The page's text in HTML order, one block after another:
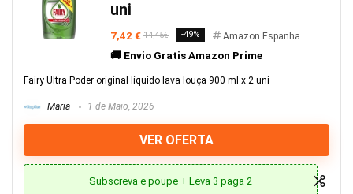
uni
7,42 € 14,45€ -49% Amazon Espanha
🚚 Envio Gratis Amazon Prime
Fairy Ultra Poder original líquido lava louça 900 ml x 2 uni
Maria 1 de Maio, 2026
VER OFERTA
Subscreva e poupe + Leva 3 paga 2